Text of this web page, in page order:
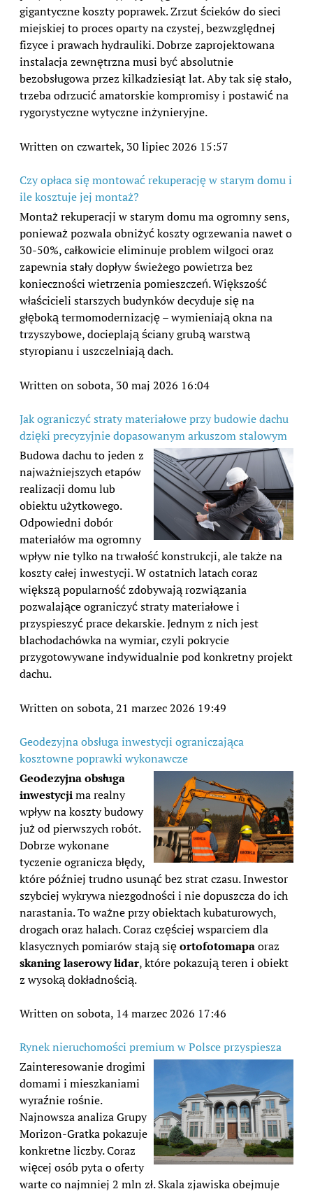
gigantyczne koszty poprawek. Zrzut ścieków do sieci
miejskiej to proces oparty na czystej, bezwzględnej
fizyce i prawach hydrauliki. Dobrze zaprojektowana
instalacja zewnętrzna musi być absolutnie
bezobsługowa przez kilkadziesiąt lat. Aby tak się stało,
trzeba odrzucić amatorskie kompromisy i postawić na
rygorystyczne wytyczne inżynieryjne.
Written on czwartek, 30 lipiec 2026 15:57
Czy opłaca się montować rekuperację w starym domu i
ile kosztuje jej montaż?
Montaż rekuperacji w starym domu ma ogromny sens,
ponieważ pozwala obniżyć koszty ogrzewania nawet o
30-50%, całkowicie eliminuje problem wilgoci oraz
zapewnia stały dopływ świeżego powietrza bez
konieczności wietrzenia pomieszczeń. Większość
właścicieli starszych budynków decyduje się na
głęboką termomodernizację – wymieniają okna na
trzyszybowe, docieplają ściany grubą warstwą
styropianu i uszczelniają dach.
Written on sobota, 30 maj 2026 16:04
Jak ograniczyć straty materiałowe przy budowie dachu
dzięki precyzyjnie dopasowanym arkuszom stalowym
Budowa dachu to jeden z
najważniejszych etapów
realizacji domu lub
obiektu użytkowego.
Odpowiedni dobór
materiałów ma ogromny
wpływ nie tylko na trwałość konstrukcji, ale także na
koszty całej inwestycji. W ostatnich latach coraz
większą popularność zdobywają rozwiązania
pozwalające ograniczyć straty materiałowe i
przyspieszyć prace dekarskie. Jednym z nich jest
blachodachówka na wymiar, czyli pokrycie
przygotowywane indywidualnie pod konkretny projekt
dachu.
Written on sobota, 21 marzec 2026 19:49
Geodezyjna obsługa inwestycji ograniczająca
kosztowne poprawki wykonawcze
Geodezyjna obsługa
inwestycjima realny
wpływ na koszty budowy
już od pierwszych robót.
Dobrze wykonane
tyczenie ogranicza błędy,
które później trudno usunąć bez strat czasu. Inwestor
szybciej wykrywa niezgodności i nie dopuszcza do ich
narastania. To ważne przy obiektach kubaturowych,
drogach oraz halach. Coraz częściej wsparciem dla
klasycznych pomiarów stają sięortofotomapaoraz
skaning laserowy lidar, które pokazują teren i obiekt
z wysoką dokładnością.
Written on sobota, 14 marzec 2026 17:46
Rynek nieruchomości premium w Polsce przyspiesza
Zainteresowanie drogimi
domami i mieszkaniami
wyraźnie rośnie.
Najnowsza analiza Grupy
Morizon-Gratka pokazuje
konkretne liczby. Coraz
więcej osób pyta o oferty
warte co najmniej 2 mln zł. Skala zjawiska obejmuje